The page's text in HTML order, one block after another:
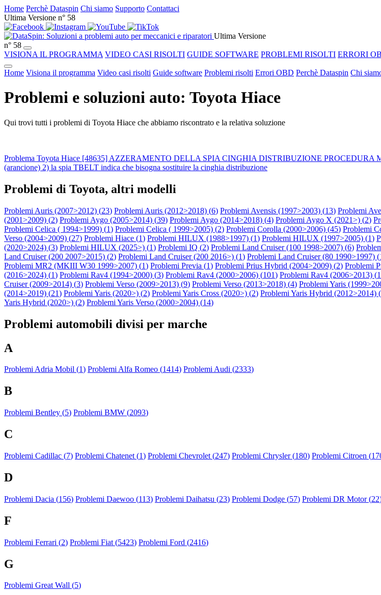
Home Perchè Dataspin Chi siamo Supporto Contattaci
Ultima Versione n° 58
Ultima Versione
n° 58
VISIONA IL PROGRAMMA VIDEO CASI RISOLTI GUIDE SOFTWARE PROBLEMI RISOLTI ERRORI
Home Visiona il programma Video casi risolti Guide software Problemi risolti Errori OBD Perchè Dataspin Chi
Problemi e soluzioni auto: Toyota Hiace
Qui trovi tutti i problemi di Toyota Hiace che abbiamo riscontrato e la relativa soluzione
Problema Toyota Hiace [48635] AZZERAMENTO DELLA SPIA CINGHIA DISTRIBUZIONE PROCEDURA
(arancione) 2) la spia TBELT indica che bisogna sostituire la cinghia distribuzione
Problemi di Toyota, altri modelli
Problemi Auris (2007>2012) (23) Problemi Auris (2012>2018) (6) Problemi Avensis (1997>2003) (13) Problemi
(2001>2009) (2) Problemi Aygo (2005>2014) (39) Problemi Aygo (2014>2018) (4) Problemi Aygo X (2021>) (2)
Problemi Celica ( 1994>1999) (1) Problemi Celica ( 1999>2005) (2) Problemi Corolla (2000>2006) (45) Problemi
Verso (2004>2009) (27) Problemi Hiace (1) Problemi HILUX (1988>1997) (1) Problemi HILUX (1997>2005) (1)
(2020>2024) (3) Problemi HILUX (2025>) (1) Problemi IQ (2) Problemi Land Cruiser (100 1998>2007) (6)
Land Cruiser (200 2007>2015) (2) Problemi Land Cruiser (200 2016>) (1) Problemi Land Cruiser (80 1990>1997) (
Problemi MR2 (MKIII W30 1999>2007) (1) Problemi Previa (1) Problemi Prius Hybrid (2004>2009) (2) Problemi
(2016>2024) (1) Problemi Rav4 (1994>2000) (3) Problemi Rav4 (2000>2006) (101) Problemi Rav4 (2006>2013) (
Cruiser (2009>2014) (3) Problemi Verso (2009>2013) (9) Problemi Verso (2013>2018) (4) Problemi Yaris
(2014>2019) (21) Problemi Yaris (2020>) (2) Problemi Yaris Cross (2020>) (2) Problemi Yaris Hybrid (2012>2014) (
Yaris Hybrid (2020>) (2) Problemi Yaris Verso (2000>2004) (14)
Problemi automobili divisi per marche
A
Problemi Adria Mobil (1) Problemi Alfa Romeo (1414) Problemi Audi (2333)
B
Problemi Bentley (5) Problemi BMW (2093)
C
Problemi Cadillac (7) Problemi Chatenet (1) Problemi Chevrolet (247) Problemi Chrysler (180) Problemi Citroen (
D
Problemi Dacia (156) Problemi Daewoo (113) Problemi Daihatsu (23) Problemi Dodge (57) Problemi DR Motor (22
F
Problemi Ferrari (2) Problemi Fiat (5423) Problemi Ford (2416)
G
Problemi Great Wall (5)